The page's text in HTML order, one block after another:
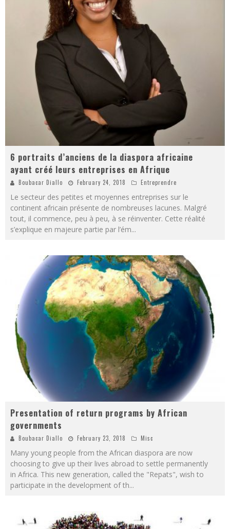
6 portraits d’anciens de la diaspora africaine
ayant créé leurs entreprises en Afrique
Boubacar Diallo February 24, 2018 Entreprendre
Le secteur des petites et moyennes entreprises sur le
continent africain présente de nombreuses lacunes. Malgré
tout, il commence, peu à peu, à se réinventer. Cette réalité
s’explique en majeure partie par l’ém...
Presentation of return programs by African
governments
Boubacar Diallo February 23, 2018 Misc
Many young people from the African diaspora are now
choosing to give up their lives abroad to settle permanently
in Africa. This new generation, called the "Repats", wish to
participate in the development of th...